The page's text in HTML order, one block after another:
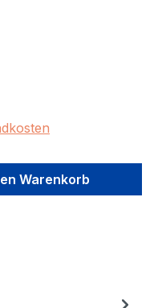
Warenkorb